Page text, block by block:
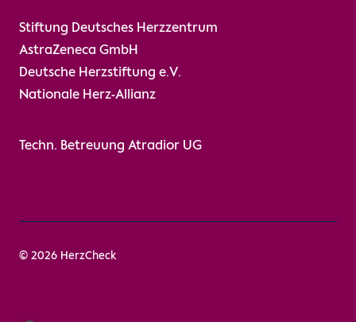
Stiftung Deutsches Herzzentrum
AstraZeneca GmbH
Deutsche Herzstiftung e.V.
Nationale Herz-Allianz
Techn. Betreuung Atradior UG
© 2026 HerzCheck